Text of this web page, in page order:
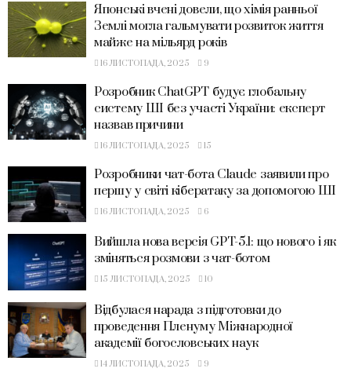
Японські вчені довели, що хімія ранньої
Землі могла гальмувати розвиток життя
майже на мільярд років
16 ЛИСТОПАДА, 2025 9
Розробник ChatGPT будує глобальну
систему ШІ без участі України: експерт
назвав причини
16 ЛИСТОПАДА, 2025 15
Розробники чат-бота Claude заявили про
першу у світі кібератаку за допомогою ШІ
16 ЛИСТОПАДА, 2025 6
Вийшла нова версія GPT-5.1: що нового і як
зміняться розмови з чат-ботом
15 ЛИСТОПАДА, 2025 10
Відбулася нарада з підготовки до
проведення Пленуму Міжнародної
академії богословських наук
14 ЛИСТОПАДА, 2025 9